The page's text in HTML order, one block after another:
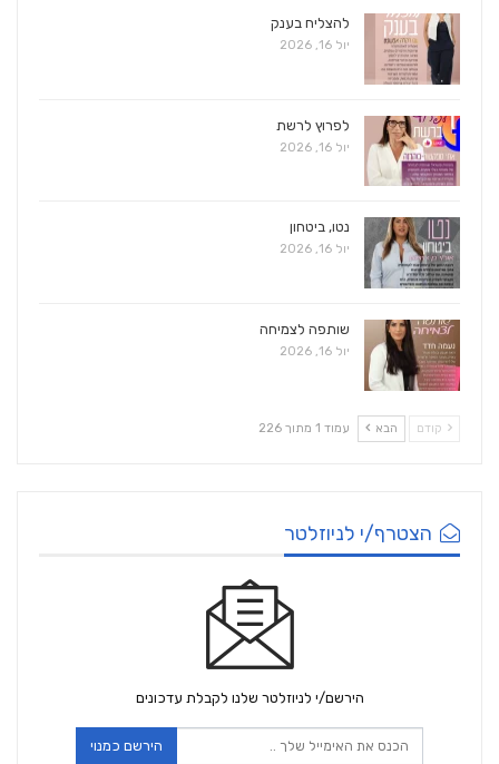
להצליח בענק
יול 16, 2026
לפרוץ לרשת
יול 16, 2026
נטו, ביטחון
יול 16, 2026
שותפה לצמיחה
יול 16, 2026
קודם הבא עמוד 1 מתוך 226
הצטרף/י לניוזלטר
הירשם/י לניוזלטר שלנו לקבלת עדכונים
הירשם כמנוי